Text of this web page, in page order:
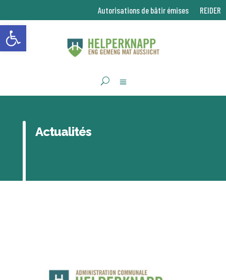
Ouvrir la barre d’outils
Autorisations de bâtir émises REIDER
Actualités